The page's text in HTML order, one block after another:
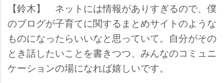
【鈴木】 ネットには情報がありすぎるので、僕
のブログが子育てに関するまとめサイトのような
ものになったらいいなと思っていて。自分がその
とき話したいことを書きつつ、みんなのコミュニ
ケーションの場になれば嬉しいです。